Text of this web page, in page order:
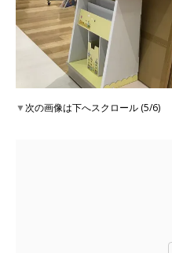
▼次の画像は下へスクロール (5/6)